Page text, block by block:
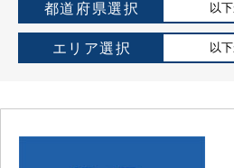
都道府県選択 以
エリア選択 以